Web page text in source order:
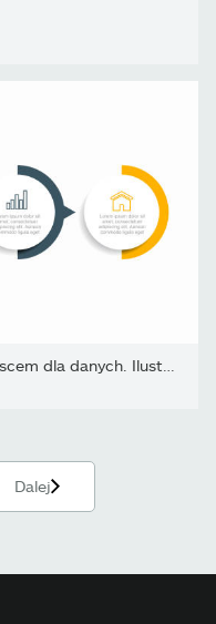
Szablon projektu infografiki z miejscem dla danych. Ilustracja...
Dalej